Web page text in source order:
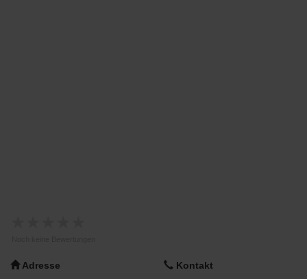
Adresse Kontakt